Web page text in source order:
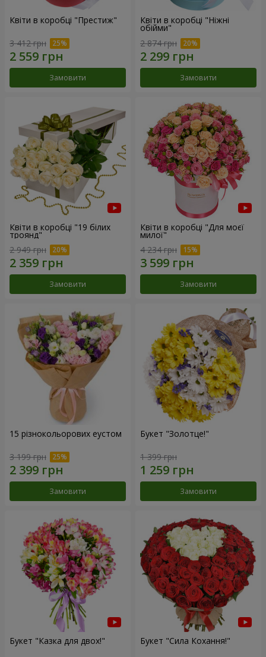
Квіти в коробці "Престиж"
3 412 грн
Замовити
Квіти в коробці "Ніжні
обійми"
2 874 грн
Замовити
Квіти в коробці "19 білих
троянд"
2 949 грн
Замовити
Квіти в коробці "Для моєї
милої"
4 234 грн
Замовити
15 різнокольорових еустом
3 199 грн
Замовити
Букет "Золотце!"
1 399 грн
Замовити
Букет "Казка для двох!" Букет "Сила Кохання!"